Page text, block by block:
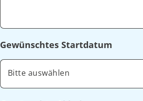
Gewünschtes Startdatum
Bitte auswählen